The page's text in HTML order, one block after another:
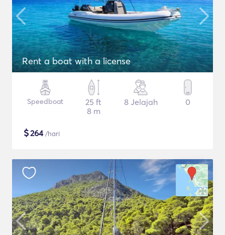
Rent a boat with a license
Speedboat
25 ft
8 m
8 Jelajah 0
$264/hari